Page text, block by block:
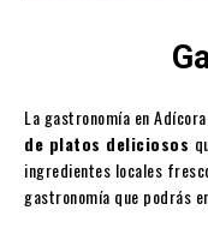
La gastronomía en Adícora
de platos deliciosos
ingredientes locales
gastronomía que podrás